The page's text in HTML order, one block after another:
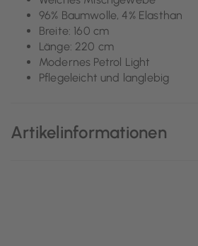
96% Baumwolle, 4% Elasthan
Breite: 160 cm
Länge: 220 cm
Modernes Petrol Light
Pflegeleicht und langlebig
Artikelinformationen